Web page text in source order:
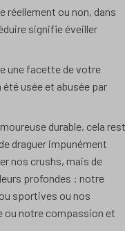
réellement ou non, dans
signifie éveiller
une facette de votre
été usée et abusée par
durable, cela
draguer impunément
nos crushs, mais de
profondes : notre
sportives ou nos
ou notre compassion et